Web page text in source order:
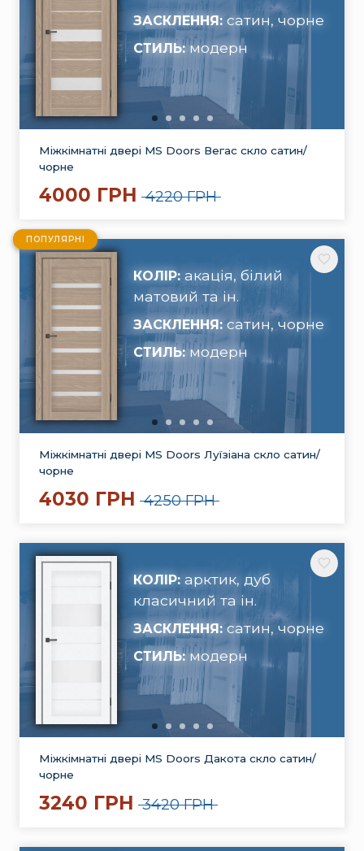
ЗАСКЛЕННЯ: сатин, чорне
СТИЛЬ:модерн
Міжкімнатні двері MS Doors Вегас скло сатин/
чорне
4000 ГРН 4220 ГРН
ПОПУЛЯРНІ
КОЛІР: акація, білий
матовий та ін.
ЗАСКЛЕННЯ: сатин, чорне
СТИЛЬ:модерн
Міжкімнатні двері MS Doors Луїзіана скло сатин/
чорне
4030 ГРН 4250 ГРН
КОЛІР: арктик, дуб
класичний та ін.
ЗАСКЛЕННЯ: сатин, чорне
СТИЛЬ:модерн
Міжкімнатні двері MS Doors Дакота скло сатин/
чорне
3240 ГРН 3420 ГРН